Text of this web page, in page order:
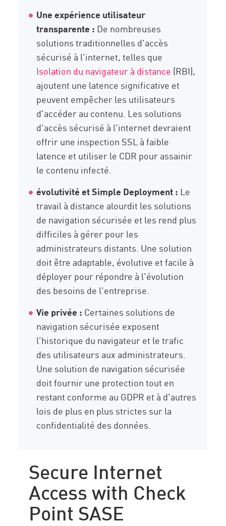
Une expérience utilisateur
transparente : De nombreuses
solutions traditionnelles d'accès
sécurisé à l'internet, telles que
Isolation du navigateur à distance (RBI),
ajoutent une latence significative et
peuvent empêcher les utilisateurs
d'accéder au contenu. Les solutions
d'accès sécurisé à l'internet devraient
offrir une inspection SSL à faible
latence et utiliser le CDR pour assainir
le contenu infecté.
évolutivité et Simple Deployment : Le
travail à distance alourdit les solutions
de navigation sécurisée et les rend plus
difficiles à gérer pour les
administrateurs distants. Une solution
doit être adaptable, évolutive et facile à
déployer pour répondre à l'évolution
des besoins de l'entreprise.
Vie privée : Certaines solutions de
navigation sécurisée exposent
l'historique du navigateur et le trafic
des utilisateurs aux administrateurs.
Une solution de navigation sécurisée
doit fournir une protection tout en
restant conforme au GDPR et à d'autres
lois de plus en plus strictes sur la
confidentialité des données.
Secure Internet
Access with Check
Point SASE